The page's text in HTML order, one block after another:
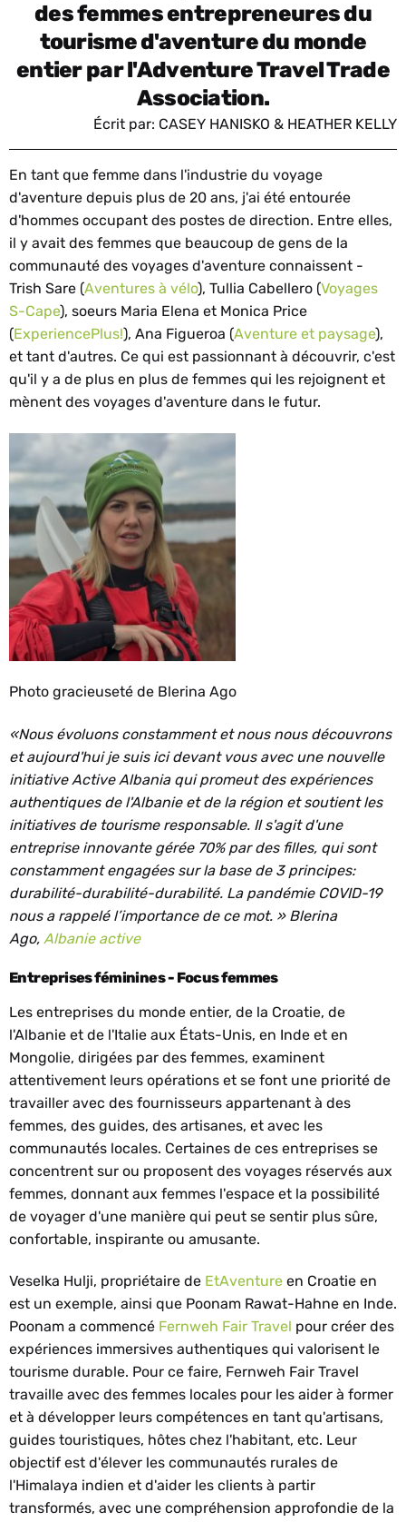
des femmes entrepreneures du
tourisme d'aventure du monde
entier par l'Adventure Travel Trade
Association.
Écrit par: CASEY HANISKO & HEATHER KELLY
En tant que femme dans l'industrie du voyage
d'aventure depuis plus de 20 ans, j'ai été entourée
d'hommes occupant des postes de direction. Entre elles,
il y avait des femmes que beaucoup de gens de la
communauté des voyages d'aventure connaissent -
Trish Sare (Aventures à vélo), Tullia Cabellero (Voyages
S-Cape), soeurs Maria Elena et Monica Price
(ExperiencePlus!), Ana Figueroa (Aventure et paysage),
et tant d'autres. Ce qui est passionnant à découvrir, c'est
qu'il y a de plus en plus de femmes qui les rejoignent et
mènent des voyages d'aventure dans le futur.
Photo gracieuseté de Blerina Ago
«Nous évoluons constamment et nous nous découvrons
et aujourd'hui je suis ici devant vous avec une nouvelle
initiative Active Albania qui promeut des expériences
authentiques de l'Albanie et de la région et soutient les
initiatives de tourisme responsable. Il s'agit d'une
entreprise innovante gérée 70% par des filles, qui sont
constamment engagées sur la base de 3 principes:
durabilité-durabilité-durabilité. La pandémie COVID-19
nous a rappelé l’importance de ce mot. » Blerina
Ago, Albanie active
Entreprises féminines - Focus femmes
Les entreprises du monde entier, de la Croatie, de
l'Albanie et de l'Italie aux États-Unis, en Inde et en
Mongolie, dirigées par des femmes, examinent
attentivement leurs opérations et se font une priorité de
travailler avec des fournisseurs appartenant à des
femmes, des guides, des artisanes, et avec les
communautés locales. Certaines de ces entreprises se
concentrent sur ou proposent des voyages réservés aux
femmes, donnant aux femmes l'espace et la possibilité
de voyager d'une manière qui peut se sentir plus sûre,
confortable, inspirante ou amusante.
Veselka Hulji, propriétaire de EtAventure en Croatie en
est un exemple, ainsi que Poonam Rawat-Hahne en Inde.
Poonam a commencé Fernweh Fair Travel pour créer des
expériences immersives authentiques qui valorisent le
tourisme durable. Pour ce faire, Fernweh Fair Travel
travaille avec des femmes locales pour les aider à former
et à développer leurs compétences en tant qu'artisans,
guides touristiques, hôtes chez l'habitant, etc. Leur
objectif est d'élever les communautés rurales de
l'Himalaya indien et d'aider les clients à partir
transformés, avec une compréhension approfondie de la